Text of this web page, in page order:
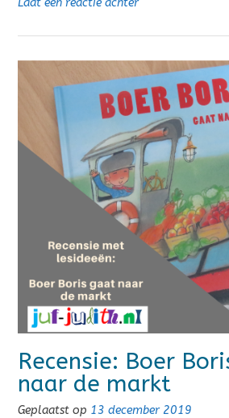
Laat een reactie achter
Recensie: Boer
naar de markt
Geplaatst op 13 december 2019